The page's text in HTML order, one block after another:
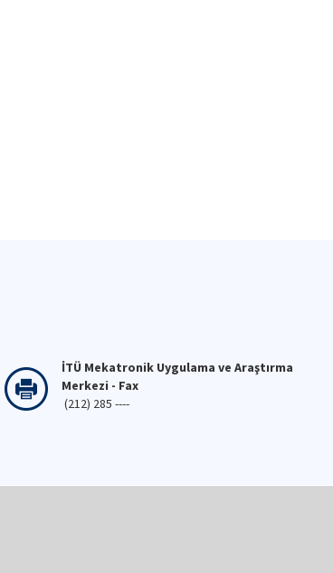
İTÜ Mekatronik Uygulama ve Araştırma
Merkezi - Fax
(212) 285 ----